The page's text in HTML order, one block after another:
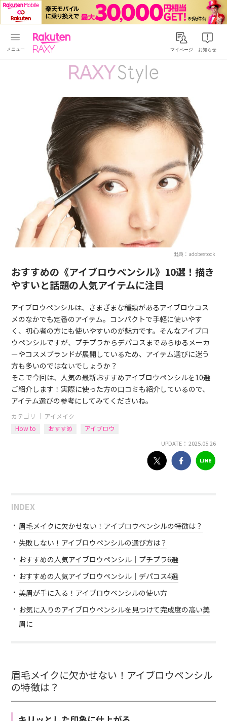
Rakuten RAXYマイページ お知らせ
出典：adobestock
おすすめの《アイブロウペンシル》10選！描き
やすいと話題の人気アイテムに注目
アイブロウペンシルは、さまざまな種類があるアイブロウコス
メのなかでも定番のアイテム。コンパクトで手軽に使いやす
く、初心者の方にも使いやすいのが魅力です。そんなアイブロ
ウペンシルですが、プチプラからデパコスまであらゆるメーカ
ーやコスメブランドが展開しているため、アイテム選びに迷う
方も多いのではないでしょうか？
そこで今回は、人気の最新おすすめアイブロウペンシルを10選
ご紹介します！実際に使った方の口コミも紹介しているので、
アイテム選びの参考にしてみてくださいね。
カテゴリ ｜ アイメイク
How to
おすすめ アイブロウ
UPDATE： 2025.05.26
INDEX
眉毛メイクに欠かせない！アイブロウペンシルの特徴は？
失敗しない！アイブロウペンシルの選び方は？
おすすめの人気アイブロウペンシル｜プチプラ6選
おすすめの人気アイブロウペンシル｜デパコス4選
美眉が手に入る！アイブロウペンシルの使い方
お気に入りのアイブロウペンシルを見つけて完成度の高い美
眉に
眉毛メイクに欠かせない！アイブロウペンシル
の特徴は？